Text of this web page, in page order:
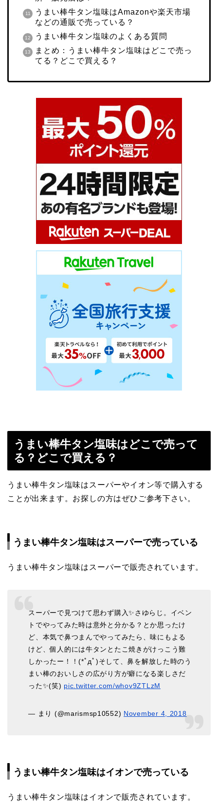
うまい棒牛タン塩味はAmazonや楽天市場
などの通販で売っている？
うまい棒牛タン塩味のよくある質問
まとめ：うまい棒牛タン塩味はどこで売っ
てる？どこで買える？
うまい棒牛タン塩味はどこで売って
る？どこで買える？
うまい棒牛タン塩味はスーパーやイオン等で購入する
ことが出来ます。お探しの方はぜひご参考下さい。
うまい棒牛タン塩味はスーパーで売っている
うまい棒牛タン塩味はスーパーで販売されています。
スーパーで見つけて思わず購入✨さゆらじ。イベン
トでやってみた時は意外と分かる？とか思ったけ
ど、本気で鼻つまんでやってみたら、味にもよる
けど、個人的には牛タンとたこ焼きがけっこう難
しかったー！！(*ﾟдﾟ)そして、鼻を解放した時のう
まい棒のおいしさの広がり方が癖になる楽しさだ
った✨(笑) pic.twitter.com/whov9ZTLzM
— まり (@marismsp10552) November 4, 2018
うまい棒牛タン塩味はイオンで売っている
うまい棒牛タン塩味はイオンで販売されています。